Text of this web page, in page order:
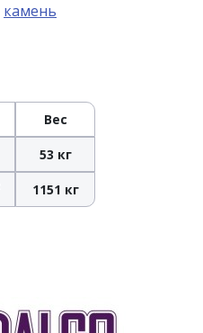
камень
Вес
53 кг
1151 кг